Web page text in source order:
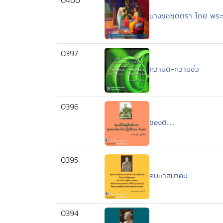
นางขุชชุตตรา โดย พร
0397
ความดี-ความชั่ว
0396
ของดี.....
0395
คบหาสมาคม...
0394